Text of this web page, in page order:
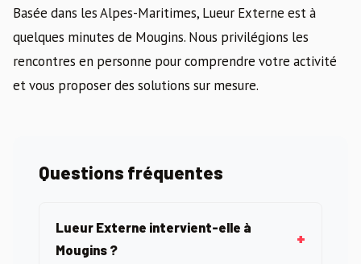
Basée dans les Alpes-Maritimes, Lueur Externe est à
quelques minutes de Mougins. Nous privilégions les
rencontres en personne pour comprendre votre activité
et vous proposer des solutions sur mesure.
Questions fréquentes
Lueur Externe intervient-elle à
Mougins ?